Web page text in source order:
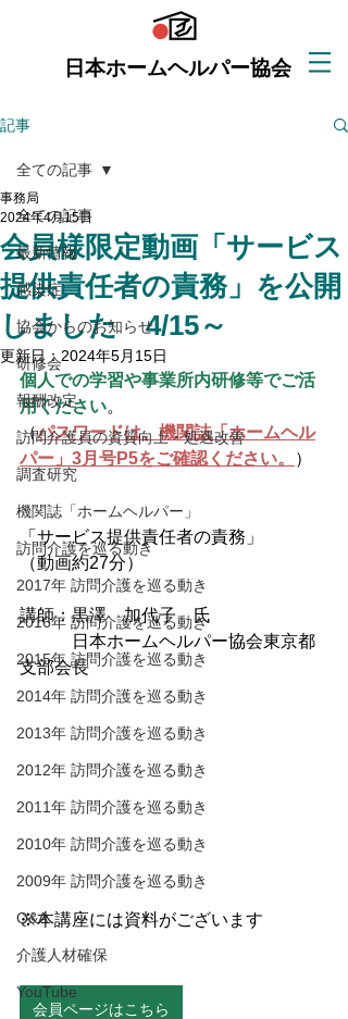
日本ホームヘルパー協会
記事
全ての記事
最新情報
感染症
協会からのお知らせ
研修会
報酬改定
訪問介護員の資質向上・処遇改善
調査研究
機関誌「ホームヘルパー」
訪問介護を巡る動き
2017年 訪問介護を巡る動き
2016年 訪問介護を巡る動き
2015年 訪問介護を巡る動き
2014年 訪問介護を巡る動き
2013年 訪問介護を巡る動き
2012年 訪問介護を巡る動き
2011年 訪問介護を巡る動き
2010年 訪問介護を巡る動き
2009年 訪問介護を巡る動き
Q&A
介護人材確保
YouTube
全ての記事
会員様限定動画「サービス
提供責任者の責務​」を公開
しました 4/15～
事務局
2024年4月15日
更新日： 2024年5月15日
個人での学習や事業所内研修等でご活
用ください。
（パスワードは、機関誌「ホームヘル
パー」3月号P5をご確認ください。
）
「 サービス提供責任者の責務 」
（動画約27分）
講師：黒澤　加代子　氏
日本ホームヘルパー協会東京都
支部会長
※本講座には資料がございます
会員ページはこちら